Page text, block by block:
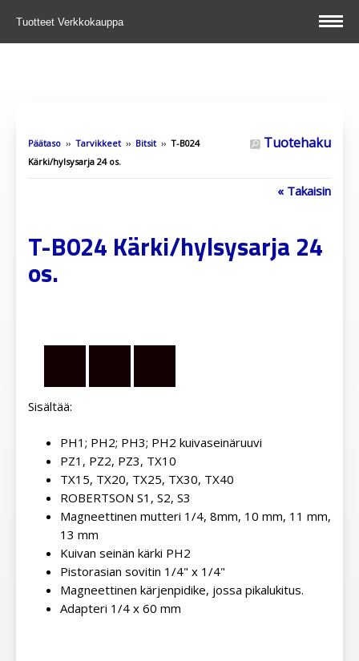
Tuotteet Verkkokauppa
Tuotehaku
Päätaso ›› Tarvikkeet›› Bitsit ›› T-B024
Kärki/hylsysarja 24 os.
« Takaisin
T-B024 Kärki/hylsysarja 24
os.
Sisältää:
PH1; PH2; PH3; PH2 kuivaseinäruuvi
PZ1, PZ2, PZ3, TX10
TX15, TX20, TX25, TX30, TX40
ROBERTSON S1, S2, S3
Magneettinen mutteri 1/4, 8mm, 10 mm, 11 mm,
13 mm
Kuivan seinän kärki PH2
Pistorasian sovitin 1/4" x 1/4"
Magneettinen kärjenpidike, jossa pikalukitus.
Adapteri 1/4 x 60 mm